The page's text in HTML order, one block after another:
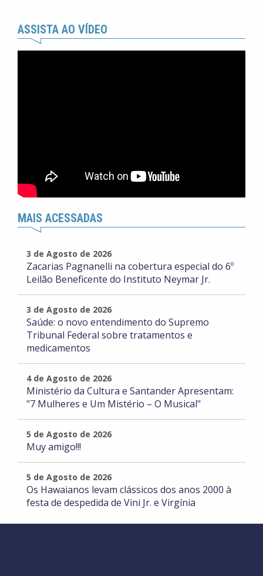
ASSISTA AO VÍDEO
MAIS ACESSADAS
3 de Agosto de 2026
Zacarias Pagnanelli na cobertura especial do 6º
Leilão Beneficente do Instituto Neymar Jr.
3 de Agosto de 2026
Saúde: o novo entendimento do Supremo
Tribunal Federal sobre tratamentos e
medicamentos
4 de Agosto de 2026
Ministério da Cultura e Santander Apresentam:
"7 Mulheres e Um Mistério – O Musical"
5 de Agosto de 2026
Muy amigo!!!
5 de Agosto de 2026
Os Hawaianos levam clássicos dos anos 2000 à
festa de despedida de Vini Jr. e Virgínia